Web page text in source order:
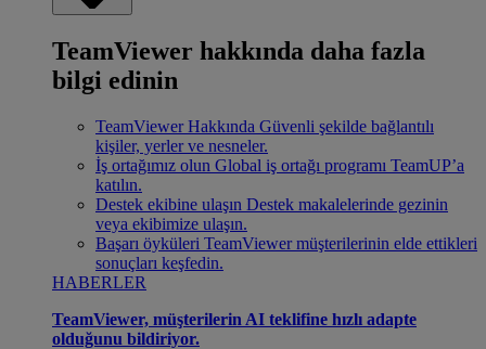
TeamViewer hakkında daha fazla
bilgi edinin
TeamViewer Hakkında Güvenli şekilde bağlantılı
kişiler, yerler ve nesneler.
İş ortağımız olun Global iş ortağı programı TeamUP’a
katılın.
Destek ekibine ulaşın Destek makalelerinde gezinin
veya ekibimize ulaşın.
Başarı öyküleri TeamViewer müşterilerinin elde ettikleri
sonuçları keşfedin.
HABERLER
TeamViewer, müşterilerin AI teklifine hızlı adapte
olduğunu bildiriyor.